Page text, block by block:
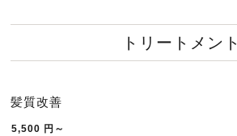
トリートメント
髪質改善
5,500 円～